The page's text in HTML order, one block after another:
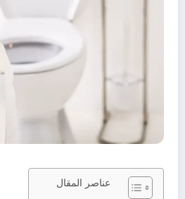
عناصر المقال